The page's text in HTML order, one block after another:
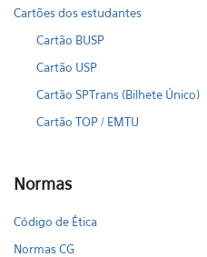
Cartões dos estudantes
Cartão BUSP
Cartão USP
Cartão SPTrans (Bilhete Único)
Cartão TOP / EMTU
Normas
Código de Ética
Normas CG